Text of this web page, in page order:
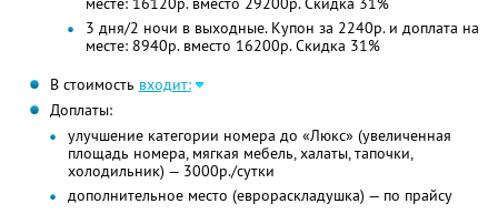
3 дня/2 ночи в выходные. Купон за 2240р. и доплата на
месте: 8940р. вместо 16200р. Скидка 31%
В стоимость входит:
Доплаты:
улучшение категории номера до «Люкс» (увеличенная
площадь номера, мягкая мебель, халаты, тапочки,
холодильник) — 3000р./сутки
дополнительное место (еврораскладушка) — по прайсу